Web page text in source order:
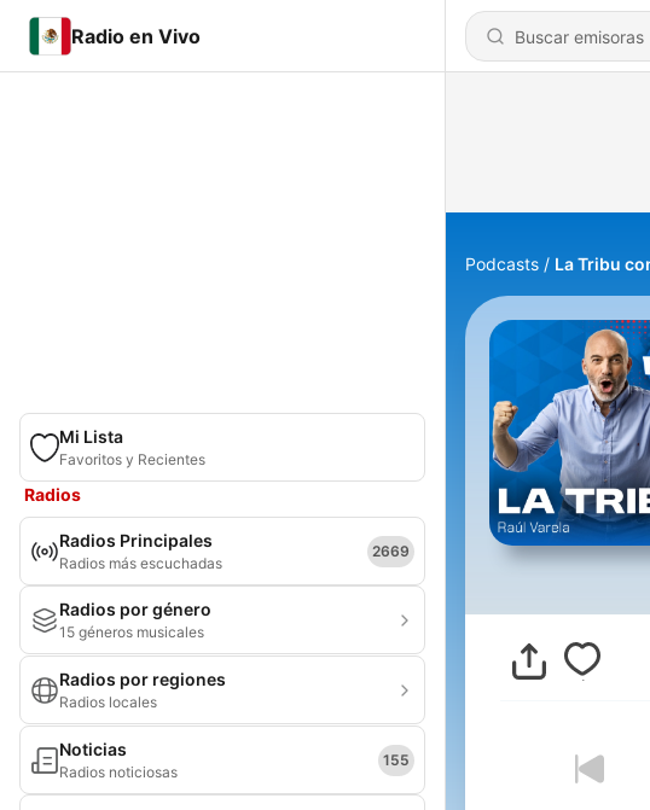
Radio en Vivo
Mi Lista
Favoritos y Recientes
Radios
Radios Principales
Radios más escuchadas
2669
Radios por género
15 géneros musicales
Radios por regiones
Radios locales
Noticias
Radios noticiosas
155
Podcasts La Tribu